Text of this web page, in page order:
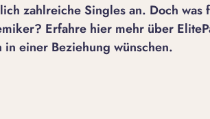
zahlreiche Singles an. Doch was
Erfahre hier mehr über
einer Beziehung wünschen.